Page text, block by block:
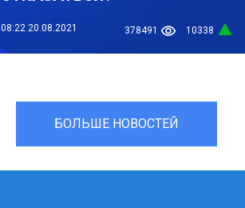
08:22 20.08.2021 378491 10338
БОЛЬШЕ НОВОСТЕЙ